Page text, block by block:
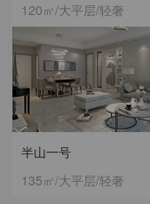
120㎡/大平层/轻奢
半山一号
135㎡/大平层/轻奢